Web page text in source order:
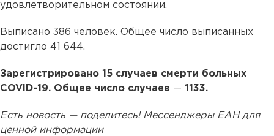
удовлетворительном состоянии.
Выписано 386 человек. Общее число выписанных
достигло 41 644.
Зарегистрировано 15 случаев смерти больных
COVID-19. Общее число случаев — 1133.
Есть новость — поделитесь! Мессенджеры ЕАН для
ценной информации